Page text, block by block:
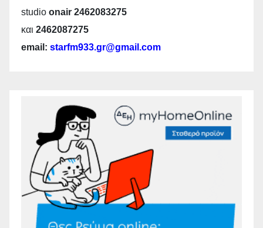
studio onair 2462083275
και 2462087275
email: starfm933.gr@gmail.com